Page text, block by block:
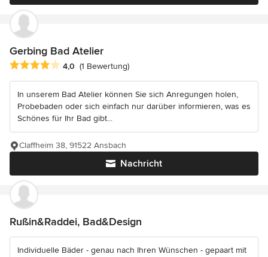
Gerbing Bad Atelier
Durchschnittliche Bewertung: 4 von 5 Sternen
4,0 (1 Bewertung)
In unserem Bad Atelier können Sie sich Anregungen holen,
Probebaden oder sich einfach nur darüber informieren, was es
Schönes für Ihr Bad gibt...
Nachricht
Claffheim 38, 91522 Ansbach
Rußin&Raddei, Bad&Design
Individuelle Bäder - genau nach Ihren Wünschen - gepaart mit